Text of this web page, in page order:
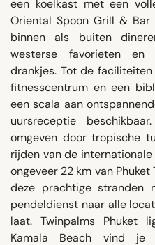
een koelkast met een
Oriental Spoon Grill &
binnen als buiten
westerse favorieten en
drankjes. Tot de
fitnesscentrum en een
een scala aan
uursreceptie
omgeven door tropische
rijden van de
ongeveer 22 km van
deze prachtige stranden
pendeldienst naar alle
laat. Twinpalms Phuket
Kamala Beach vind je